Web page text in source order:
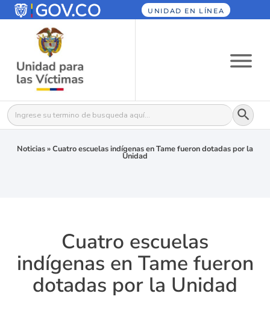
UNIDAD EN LÍNEA
Buscar: Botón
Noticias»Cuatro escuelas indígenas en Tame fueron dotadas por la
Unidad
Cuatro escuelas
indígenas en Tame fueron
dotadas por la Unidad